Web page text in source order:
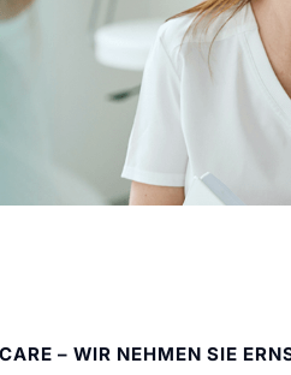
– WIR NEHMEN SIE